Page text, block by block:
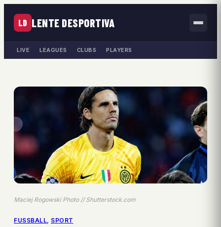
LD LENTE DESPORTIVA
LIVE LEAGUES CLUBS PLAYERS
Maciej Rogowski Photo // Shutterstock.com
FUSSBALL , SPORT